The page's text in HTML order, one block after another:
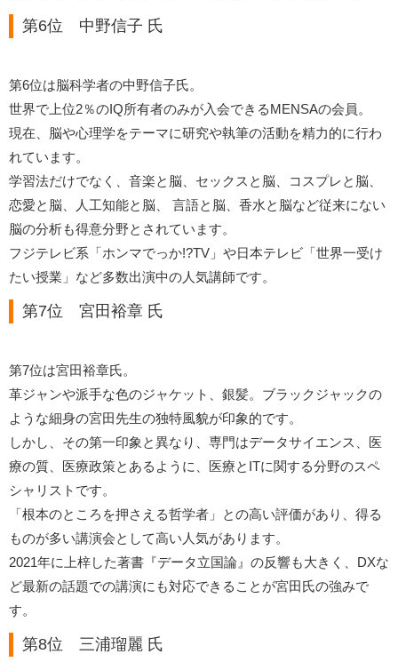
第6位 中野信子 氏
第6位は脳科学者の中野信子氏。
世界で上位2％のIQ所有者のみが入会できるMENSAの会員。
現在、脳や心理学をテーマに研究や執筆の活動を精力的に行わ
れています。
学習法だけでなく、音楽と脳、セックスと脳、コスプレと脳、
恋愛と脳、人工知能と脳、 言語と脳、香水と脳など従来にない
脳の分析も得意分野とされています。
フジテレビ系「ホンマでっか!?TV」や日本テレビ「世界一受け
たい授業」など多数出演中の人気講師です。
第7位 宮田裕章 氏
第7位は宮田裕章氏。
革ジャンや派手な色のジャケット、銀髪。ブラックジャックの
ような細身の宮田先生の独特風貌が印象的です。
しかし、その第一印象と異なり、専門はデータサイエンス、医
療の質、医療政策とあるように、医療とITに関する分野のスペ
シャリストです。
「根本のところを押さえる哲学者」との高い評価があり、得る
ものが多い講演会として高い人気があります。
2021年に上梓した著書『データ立国論』の反響も大きく、DXな
ど最新の話題での講演にも対応できることが宮田氏の強みで
す。
第8位 三浦瑠麗 氏